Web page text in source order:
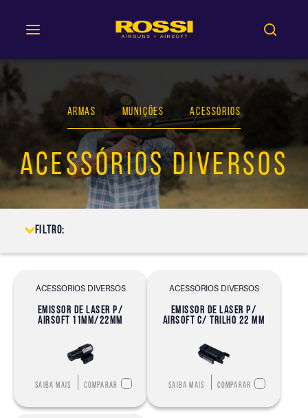
ARMAS MUNIÇÕES ACESSÓRIOS
ACESSÓRIOS DIVERSOS
Filtro:
ACESSÓRIOS DIVERSOS
EMISSOR DE LASER P/
AIRSOFT 11MM/22MM
Saiba mais Comparar
ACESSÓRIOS DIVERSOS
EMISSOR DE LASER P/
AIRSOFT C/ TRILHO 22 MM
Saiba mais Comparar